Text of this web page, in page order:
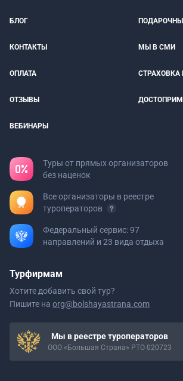
БЛОГ
КОНТАКТЫ МЫ В СМИ
ОПЛАТА СТРАХОВКА
ОТЗЫВЫ
ВЕБИНАРЫ
Туры от прямых организаторов
без наценок
Все организаторы в реестре
туроператоров
Федеральный сервис: 97
направлений и 23 вида отдыха
Турфирмам
Хотите добавить свой тур?
Пишите на org@bolshayastrana.com
Мы в реестре туроператоров
ООО «Большая Страна» РТО 020723